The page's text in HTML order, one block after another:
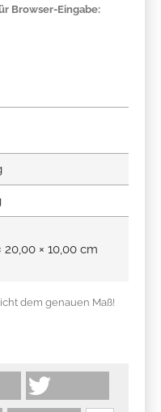
Browser-Eingabe:
20,00 × 10,00 cm
dem genauen Maß!